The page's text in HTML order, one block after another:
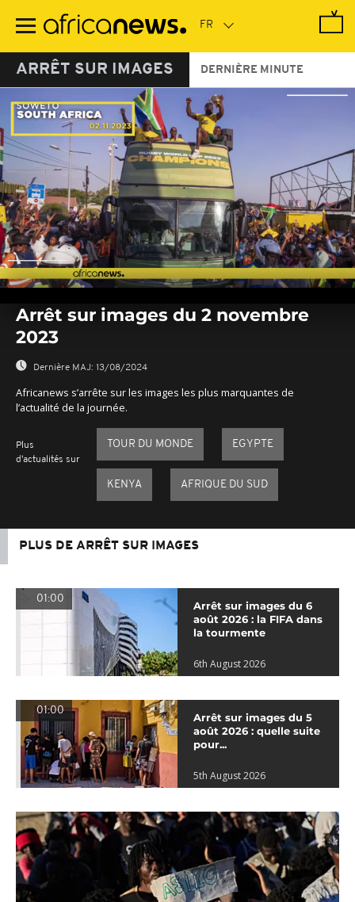
contenu
ARRÊT SUR IMAGES DERNIÈRE MINUTE
seconds
seconds
Arrêt sur images du 2 novembre
2023
Dernière MAJ: 13/08/2024
Africanews s’arrête sur les images les plus marquantes de
l’actualité de la journée.
Plus
d'actualités sur
TOUR DU MONDE EGYPTE
KENYA AFRIQUE DU SUD
PLUS DE ARRÊT SUR IMAGES
01:00
Arrêt sur images du 6
août 2026 : la FIFA dans
la tourmente
6th August 2026
01:00
Arrêt sur images du 5
août 2026 : quelle suite
pour...
5th August 2026